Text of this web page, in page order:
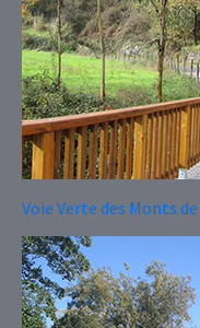
Voie Verte des Monts